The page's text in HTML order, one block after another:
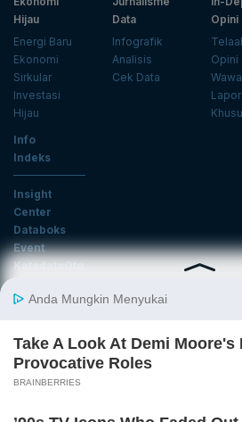
Hijau
Energi Baru
Ekonomi
Sirkular
Investasi
Hijau
Data
Infografik
Analisis
Cek Data
Opini
Opini
Info
Indeks
Insight
Center
Databoks
Event
KatadataOto
Email